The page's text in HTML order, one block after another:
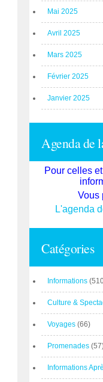
Mai 2025
Avril 2025
Mars 2025
Février 2025
Janvier 2025
Agenda de
Pour celles
Vous
L'agenda
Catégories
Informations
Culture &
Voyages (66)
Promenades
Informations